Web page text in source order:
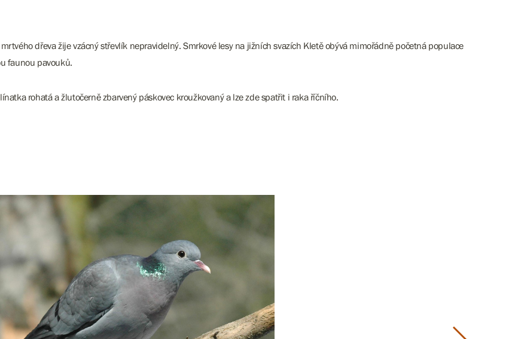
dřeva žije vzácný střevlík nepravidelný. Smrkové lesy na jižních svazích Kletě obývá mimořádně početná populace
faunou pavouků.
rohatá a žlutočerně zbarvený páskovec kroužkovaný a lze zde spatřit i raka říčního.